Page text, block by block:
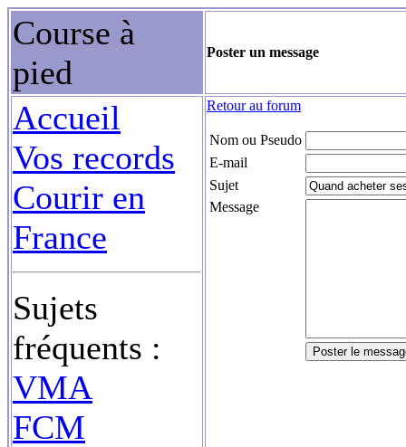
Course à
pied
Poster un message
Accueil
Vos records
Courir en
France
Sujets
fréquents :
VMA
FCM
Retour au forum
Nom ou Pseudo
E-mail
Sujet
Message